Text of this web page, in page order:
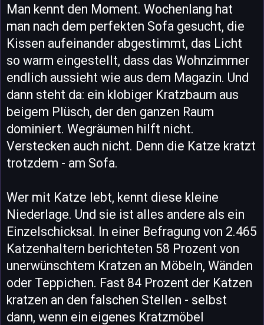
Man kennt den Moment. Wochenlang hat
man nach dem perfekten Sofa gesucht, die
Kissen aufeinander abgestimmt, das Licht
so warm eingestellt, dass das Wohnzimmer
endlich aussieht wie aus dem Magazin. Und
dann steht da: ein klobiger Kratzbaum aus
beigem Plüsch, der den ganzen Raum
dominiert. Wegräumen hilft nicht.
Verstecken auch nicht. Denn die Katze kratzt
trotzdem - am Sofa.
Wer mit Katze lebt, kennt diese kleine
Niederlage. Und sie ist alles andere als ein
Einzelschicksal. In einer Befragung von 2.465
Katzenhaltern berichteten 58 Prozent von
unerwünschtem Kratzen an Möbeln, Wänden
oder Teppichen. Fast 84 Prozent der Katzen
kratzen an den falschen Stellen - selbst
dann, wenn ein eigenes Kratzmöbel